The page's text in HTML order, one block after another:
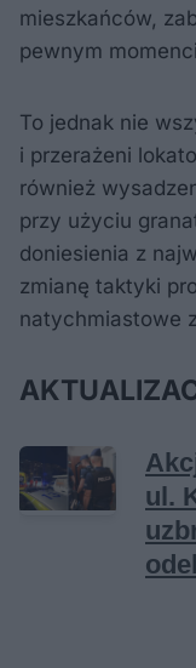
mieszkańców,
pewnym
To jednak nie
i przerażeni
również
przy użyciu
doniesienia z
zmianę taktyki
natychmiastowe